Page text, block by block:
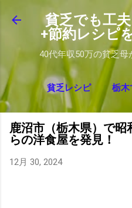
スキップしてメ
貧乏でも工
+節約レシピ
40代年収50万の貧乏
貧乏レシピ 栃木
鹿沼市（栃木県）で昭
らの洋食屋を発見！
12月 30, 2024